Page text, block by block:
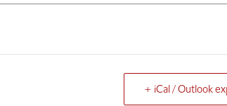
+ iCal / Outlook